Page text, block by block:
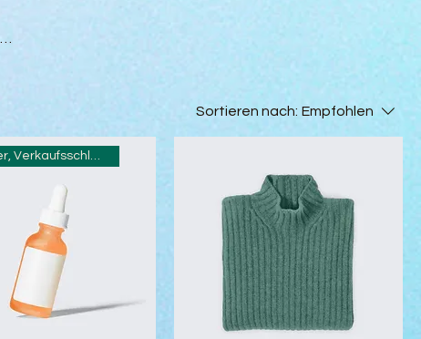
Sortieren nach: Empfohlen